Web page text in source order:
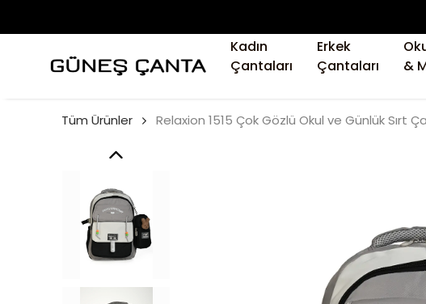
Kadın
Çantaları
Erkek
Çantaları
&
Tüm Ürünler Relaxion 1515 Çok Gözlü Okul ve Günlük Sırt